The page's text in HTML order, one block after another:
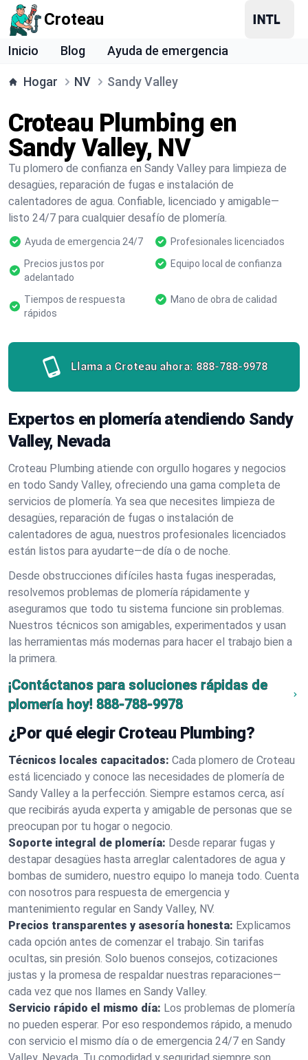
Croteau
Inicio Blog Ayuda de emergencia
Hogar NV Sandy Valley
Croteau Plumbing en
Sandy Valley, NV
Tu plomero de confianza en Sandy Valley para limpieza de
desagües, reparación de fugas e instalación de
calentadores de agua. Confiable, licenciado y amigable—
listo 24/7 para cualquier desafío de plomería.
Ayuda de emergencia 24/7
Profesionales licenciados
Precios justos por
adelantado
Equipo local de confianza
Tiempos de respuesta
rápidos
Mano de obra de calidad
Llama a Croteau ahora: 888-788-9978
Expertos en plomería atendiendo Sandy
Valley, Nevada
Croteau Plumbing atiende con orgullo hogares y negocios
en todo Sandy Valley, ofreciendo una gama completa de
servicios de plomería. Ya sea que necesites limpieza de
desagües, reparación de fugas o instalación de
calentadores de agua, nuestros profesionales licenciados
están listos para ayudarte—de día o de noche.
Desde obstrucciones difíciles hasta fugas inesperadas,
resolvemos problemas de plomería rápidamente y
aseguramos que todo tu sistema funcione sin problemas.
Nuestros técnicos son amigables, experimentados y usan
las herramientas más modernas para hacer el trabajo bien a
la primera.
¡Contáctanos para soluciones rápidas de
plomería hoy! 888-788-9978
¿Por qué elegir Croteau Plumbing?
Técnicos locales capacitados: Cada plomero de Croteau
está licenciado y conoce las necesidades de plomería de
Sandy Valley a la perfección. Siempre estamos cerca, así
que recibirás ayuda experta y amigable de personas que se
preocupan por tu hogar o negocio.
Soporte integral de plomería: Desde reparar fugas y
destapar desagües hasta arreglar calentadores de agua y
bombas de sumidero, nuestro equipo lo maneja todo. Cuenta
con nosotros para respuesta de emergencia y
mantenimiento regular en Sandy Valley, NV.
Precios transparentes y asesoría honesta: Explicamos
cada opción antes de comenzar el trabajo. Sin tarifas
ocultas, sin presión. Solo buenos consejos, cotizaciones
justas y la promesa de respaldar nuestras reparaciones—
cada vez que nos llames en Sandy Valley.
Servicio rápido el mismo día: Los problemas de plomería
no pueden esperar. Por eso respondemos rápido, a menudo
con servicio el mismo día o de emergencia 24/7 en Sandy